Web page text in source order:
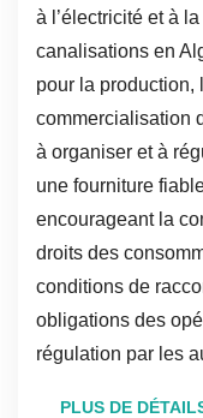
à l’électricité et à
canalisations en
pour la production,
commercialisation
à organiser et à
une fourniture
encourageant la
droits des
conditions de
obligations des
régulation par les
PLUS DE